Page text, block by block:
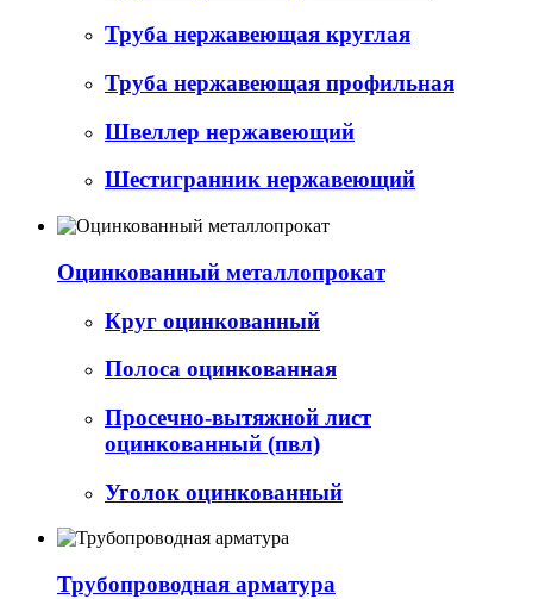
Труба нержавеющая круглая
Труба нержавеющая профильная
Швеллер нержавеющий
Шестигранник нержавеющий
Оцинкованный металлопрокат
Круг оцинкованный
Полоса оцинкованная
Просечно-вытяжной лист
оцинкованный (пвл)
Уголок оцинкованный
Трубопроводная арматура